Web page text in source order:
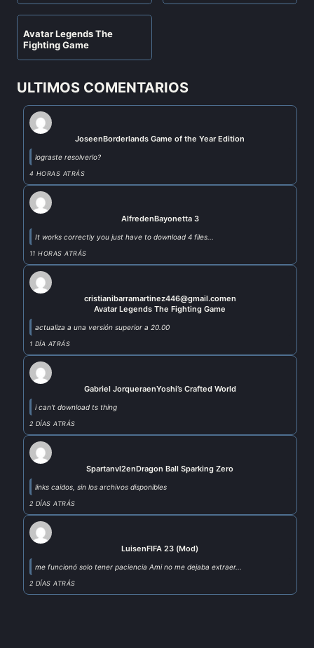
Avatar Legends The
Fighting Game
ULTIMOS COMENTARIOS
JoseenBorderlands Game of the Year Edition
lograste resolverlo?
4 HORAS ATRÁS
AlfredenBayonetta 3
It works correctly you just have to download 4 files...
11 HORAS ATRÁS
cristianibarramartinez446@gmail.comen
Avatar Legends The Fighting Game
actualiza a una versión superior a 20.00
1 DÍA ATRÁS
Gabriel JorqueraenYoshi’s Crafted World
i can't download ts thing
2 DÍAS ATRÁS
Spartanvl2enDragon Ball Sparking Zero
links caidos, sin los archivos disponibles
2 DÍAS ATRÁS
LuisenFIFA 23 (Mod)
me funcionó solo tener paciencia Ami no me dejaba extraer...
2 DÍAS ATRÁS